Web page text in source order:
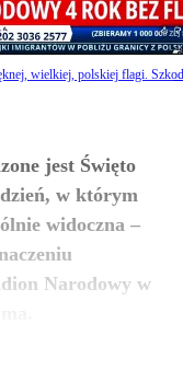
wielkiej, polskiej flagi.
jest Święto
w którym
widoczna –
Narodowy w